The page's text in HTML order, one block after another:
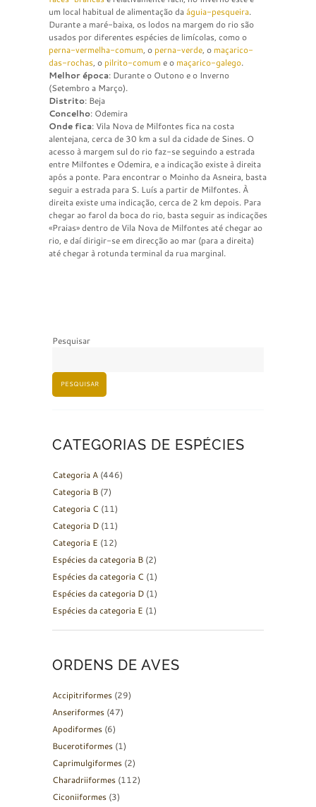
um local habitual de alimentação daáguia-pesqueira.
Durante a maré-baixa, os lodos na margem do rio são
usados por diferentes espécies de limícolas, como o
perna-vermelha-comum, o perna-verde, o maçarico-
das-rochas, o pilrito-comum e o maçarico-galego.
Melhor época: Durante o Outono e o Inverno
(Setembro a Março).
Distrito: Beja
Concelho: Odemira
Onde fica: Vila Nova de Milfontes fica na costa
alentejana, cerca de 30 km a sul da cidade de Sines. O
acesso à margem sul do rio faz-se seguindo a estrada
entre Milfontes e Odemira, e a indicação existe à direita
após a ponte. Para encontrar o Moinho da Asneira, basta
seguir a estrada para S. Luís a partir de Milfontes. À
direita existe uma indicação, cerca de 2 km depois. Para
chegar ao farol da boca do rio, basta seguir as indicações
«Praias» dentro de Vila Nova de Milfontes até chegar ao
rio, e daí dirigir-se em direcção ao mar (para a direita)
até chegar à rotunda terminal da rua marginal.
Pesquisar
PESQUISAR
CATEGORIAS DE ESPÉCIES
Categoria A (446)
Categoria B (7)
Categoria C (11)
Categoria D (11)
Categoria E (12)
Espécies da categoria B (2)
Espécies da categoria C (1)
Espécies da categoria D (1)
Espécies da categoria E (1)
ORDENS DE AVES
Accipitriformes (29)
Anseriformes (47)
Apodiformes (6)
Bucerotiformes (1)
Caprimulgiformes (2)
Charadriiformes (112)
Ciconiiformes (3)